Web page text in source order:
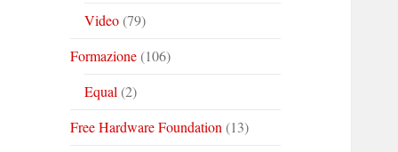
Video(79)
Formazione(106)
Equal (2)
Free Hardware Foundation (13)